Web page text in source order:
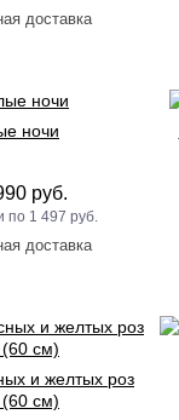
ночи
руб.
1 497 руб.
и желтых роз
см)